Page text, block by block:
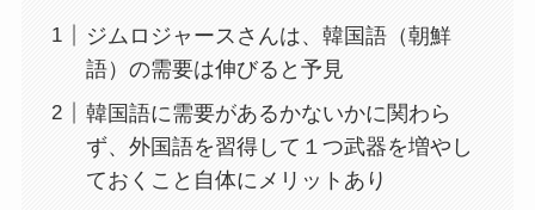
ジムロジャースさんは、韓国語（朝鮮
語）の需要は伸びると予見
韓国語に需要があるかないかに関わら
ず、外国語を習得して１つ武器を増やし
ておくこと自体にメリットあり